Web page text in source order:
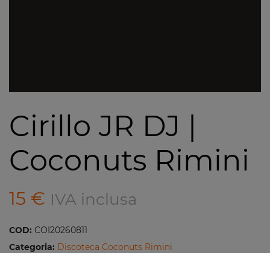
Cirillo JR DJ |
Coconuts Rimini
15 € IVA inclusa
COD: COI20260811
Categoria: Discoteca Coconuts Rimini